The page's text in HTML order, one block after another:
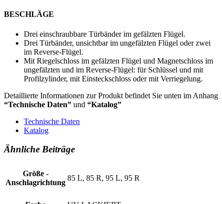
BESCHLÄGE
Drei einschraubbare Türbänder im gefälzten Flügel.
Drei Türbänder, unsichtbar im ungefälzten Flügel oder zwei
im Reverse-Flügel.
Mit Riegelschloss im gefälzten Flügel und Magnetschloss im
ungefälzten und im Reverse-Flügel: für Schlüssel und mit
Profilzylinder, mit Einsteckschloss oder mit Verriegelung.
Detaillierte Informationen zur Produkt befindet Sie unten im Anhang
“Technische Daten” und “Katalog”
Technische Daten
Katalog
Ähnliche Beiträge
Größe -
Anschlagrichtung
85 L, 85 R, 95 L, 95 R